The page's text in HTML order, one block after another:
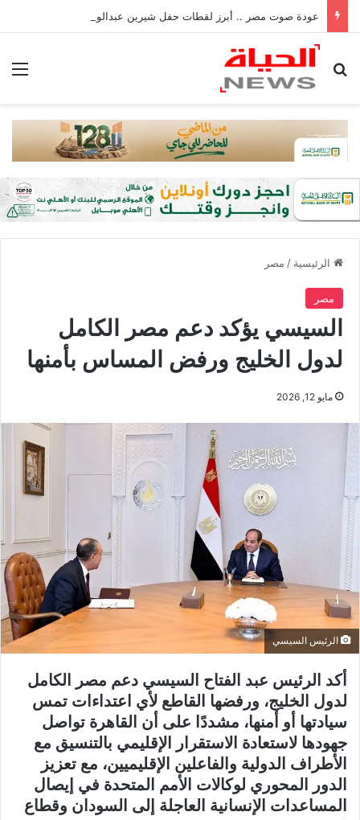
عودة صوت مصر .. أبرز لقطات حفل شيرين عبدالوهاب بالأمس
بحث عن
الرئيسية / مصر
مصر
السيسي يؤكد دعم مصر الكامل
لدول الخليج ورفض المساس بأمنها
مايو 12, 2026
الرئيس السيسي
أكد الرئيس عبد الفتاح السيسي دعم مصر الكامل
لدول الخليج، ورفضها القاطع لأي اعتداءات تمس
سيادتها أو أمنها، مشددًا على أن القاهرة تواصل
جهودها لاستعادة الاستقرار الإقليمي بالتنسيق مع
الأطراف الدولية والفاعلين الإقليميين، مع تعزيز
الدور المحوري لوكالات الأمم المتحدة في إيصال
المساعدات الإنسانية العاجلة إلى السودان وقطاع